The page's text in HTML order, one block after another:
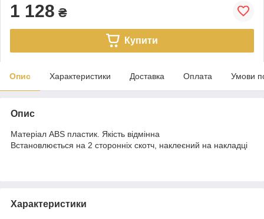
1 128 ₴
Купити
Опис Характеристики Доставка Оплата Умови
Опис
Матеріал ABS пластик. Якість відмінна
Встановлюється на 2 сторонніх скотч, наклеєний на накладці
Характеристики